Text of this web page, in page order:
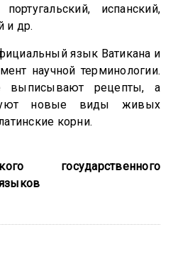
испанский,
и др.
язык Ватикана и
научной терминологии.
рецепты, а
новые виды живых
корни.
государственного